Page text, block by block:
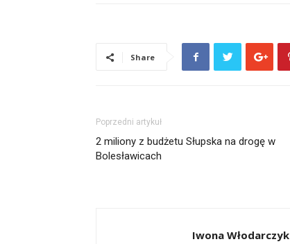
Share
Poprzedni artykuł
2 miliony z budżetu Słupska na drogę w
Bolesławicach
Iwona Włodarczyk